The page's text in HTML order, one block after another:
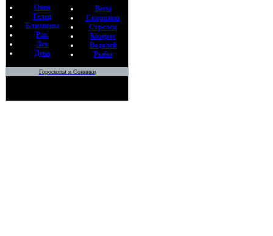
Овен
Телец
Близнецы
Рак
Лев
Дева
Весы
Скорпион
Стрелец
Козерог
Водолей
Рыбы
Гороскопы и Сонники